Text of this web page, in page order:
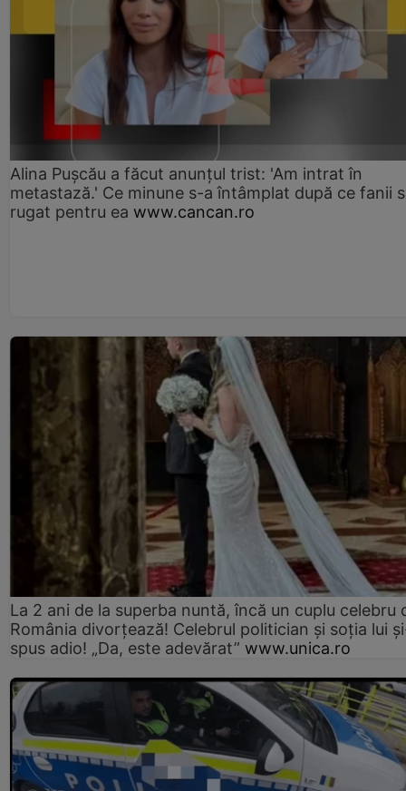
Alina Pușcău a făcut anunțul trist: 'Am intrat în
metastază.' Ce minune s-a întâmplat după ce fanii
rugat pentru ea www.cancan.ro
La 2 ani de la superba nuntă, încă un cuplu celebru
România divorțează! Celebrul politician și soția lui
spus adio! „Da, este adevărat” www.unica.ro